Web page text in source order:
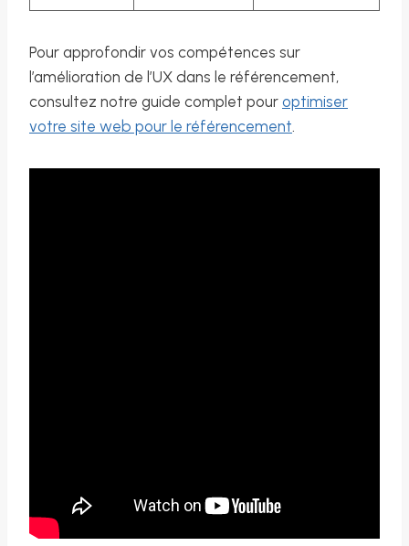
Pour approfondir vos compétences sur
l’amélioration de l’UX dans le référencement,
consultez notre guide complet pour optimiser
votre site web pour le référencement